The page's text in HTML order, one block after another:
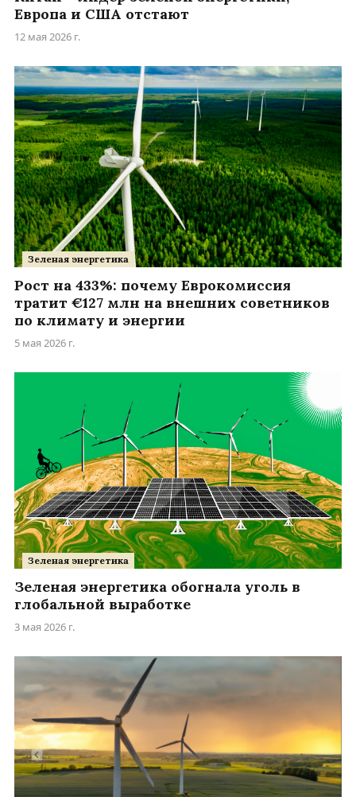
Европа и США отстают
12 мая 2026 г.
Зеленая энергетика
Рост на 433%: почему Еврокомиссия
тратит €127 млн на внешних советников
по климату и энергии
5 мая 2026 г.
Зеленая энергетика
Зеленая энергетика обогнала уголь в
глобальной выработке
3 мая 2026 г.